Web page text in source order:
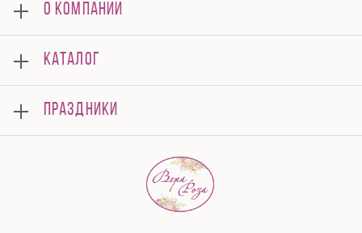
О КОМПАНИИ
Мероприятия
Корпоративным клиентам
Оплата
Доставка
Отзывы
Политика конфиденциальности
КАТАЛОГ
Композиции
Подарки
ПРАЗДНИКИ